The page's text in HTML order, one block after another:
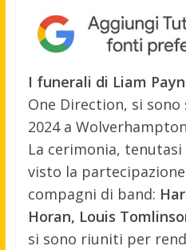
I funerali di Liam
One Direction, si
2024 a
La cerimonia,
visto la
compagni di band:
Horan, Louis
si sono riuniti per